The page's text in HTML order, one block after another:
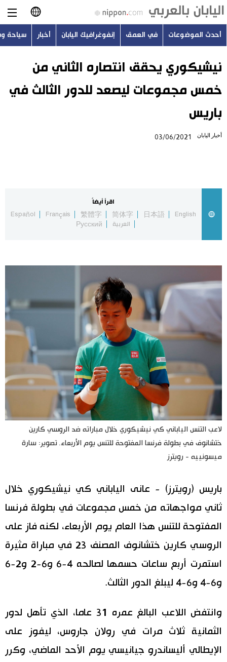
日本語
English
简体字
أحدث الموضوعات
سياحة وسفر
اليابان في فيديو
علوم وتكنولوجيا
الأقسام
أشخاص
تجارب وآراء
سياسة
مجتمع
ثقافة
لايف ستايل
طوكيو
إعلان
اللغة اليابانية
موسوعة اليابان
هو وهي
تواصل معنا
أحدث الموضوعات في العمق إنفوغرافيك اليابان أخبار سياحة
نيشيكوري يحقق انتصاره الثاني من
خمس مجموعات ليصعد للدور الثالث في
باريس
أخبار اليابان 03/06/2021
اقرأ أيضاً
English
日本語
简体字
繁體字
Français
Español
العربية
Русский
لاعب التنس الياباني كي نيشيكوري خلال مباراته ضد الروسي كارين
ختشانوف في بطولة فرنسا المفتوحة للتنس يوم الأربعاء. تصوير: سارة
ميسونييه - رويترز
باريس (رويترز) - عانى الياباني كي نيشيكوري خلال
ثاني مواجهاته من خمس مجموعات في بطولة فرنسا
المفتوحة للتنس هذا العام يوم الأربعاء، لكنه فاز على
الروسي كارين ختشانوف المصنف 23 في مباراة مثيرة
استمرت أربع ساعات حسمها لصالحه 4-6 و6-2 و2-6
و6-4 و6-4 ليبلغ الدور الثالث.
وانتفض اللاعب البالغ عمره 31 عاما، الذي تأهل لدور
الثمانية ثلاث مرات في رولان جاروس، ليفوز على
الإيطالي أليساندرو جيانيسي يوم الأحد الماضي، وكرر